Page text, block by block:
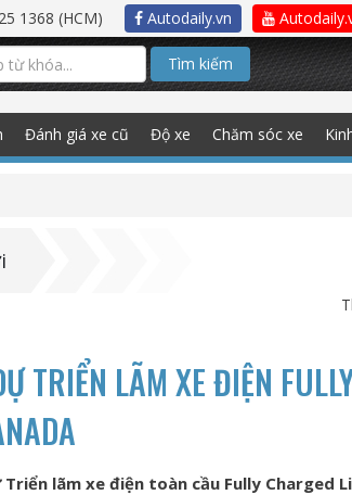
1368 (HCM) Autodaily.vn
Tìm kiếm
Đánh giá xe cũ Độ xe Chăm sóc xe
TRIỂN LÃM XE ĐIỆN
lãm xe điện toàn cầu Fully Charged